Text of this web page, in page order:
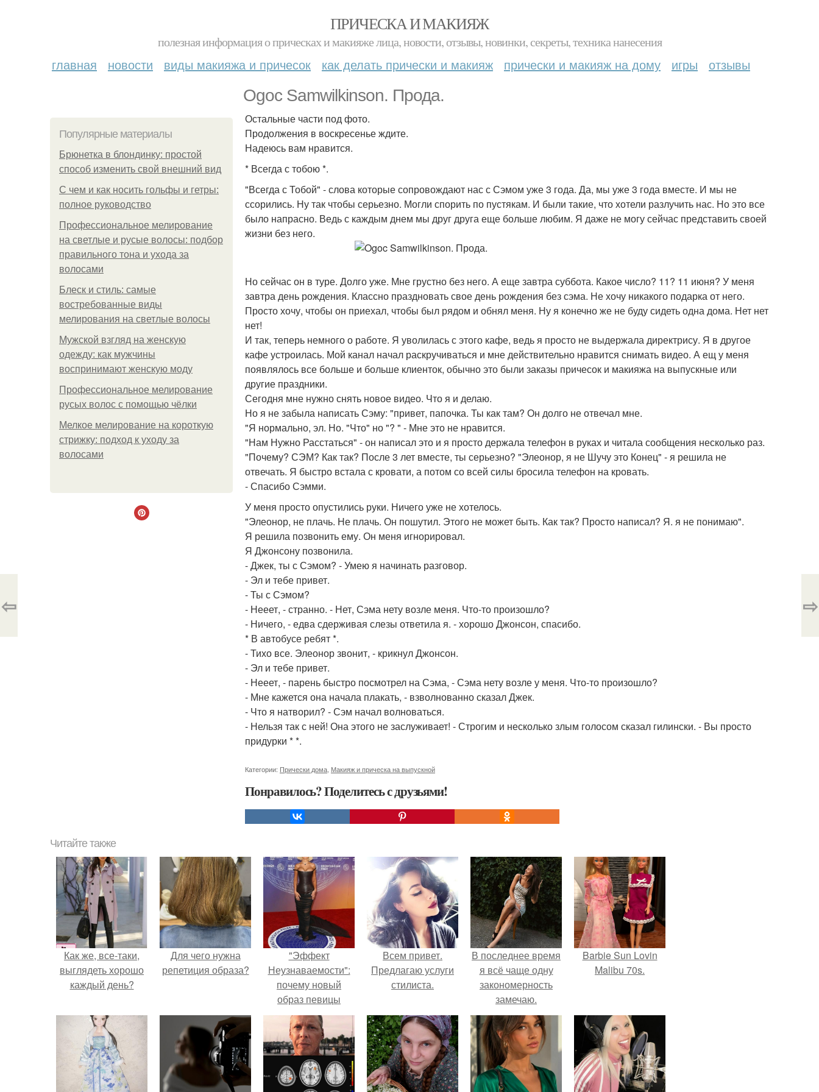
ПРИЧЕСКА И МАКИЯЖ
полезная информация о прическах и макияже лица, новости, отзывы, новинки, секреты, техника нанесения
главная новости виды макияжа и причесок как делать прически и макияж прически и макияж на дому игры отзывы
Ogoc Samwilkinson. Прода.
Популярные материалы
Брюнетка в блондинку: простой
способ изменить свой внешний вид
С чем и как носить гольфы и гетры:
полное руководство
Профессиональное мелирование
на светлые и русые волосы: подбор
правильного тона и ухода за
волосами
Блеск и стиль: самые
востребованные виды
мелирования на светлые волосы
Мужской взгляд на женскую
одежду: как мужчины
воспринимают женскую моду
Профессиональное мелирование
русых волос с помощью чёлки
Мелкое мелирование на короткую
стрижку: подход к уходу за
волосами
Остальные части под фото.
Продолжения в воскресенье ждите.
Надеюсь вам нравится.
* Всегда с тобою *.
"Всегда с Тобой" - слова которые сопровождают нас с Сэмом уже 3 года. Да, мы уже 3 года вместе. И мы не
ссорились. Ну так чтобы серьезно. Могли спорить по пустякам. И были такие, что хотели разлучить нас. Но это все
было напрасно. Ведь с каждым днем мы друг друга еще больше любим. Я даже не могу сейчас представить своей
жизни без него.
Но сейчас он в туре. Долго уже. Мне грустно без него. А еще завтра суббота. Какое число? 11? 11 июня? У меня
завтра день рождения. Классно праздновать свое день рождения без сэма. Не хочу никакого подарка от него.
Просто хочу, чтобы он приехал, чтобы был рядом и обнял меня. Ну я конечно же не буду сидеть одна дома. Нет нет
нет!
И так, теперь немного о работе. Я уволилась с этого кафе, ведь я просто не выдержала директрису. Я в другое
кафе устроилась. Мой канал начал раскручиваться и мне действительно нравится снимать видео. А ещ у меня
появлялось все больше и больше клиенток, обычно это были заказы причесок и макияжа на выпускные или
другие праздники.
Сегодня мне нужно снять новое видео. Что я и делаю.
Но я не забыла написать Сэму: "привет, папочка. Ты как там? Он долго не отвечал мне.
"Я нормально, эл. Но. "Что" но "? " - Мне это не нравится.
"Нам Нужно Расстаться" - он написал это и я просто держала телефон в руках и читала сообщения несколько раз.
"Почему? СЭМ? Как так? После 3 лет вместе, ты серьезно? "Элеонор, я не Шучу это Конец" - я решила не
отвечать. Я быстро встала с кровати, а потом со всей силы бросила телефон на кровать.
- Спасибо Сэмми.
У меня просто опустились руки. Ничего уже не хотелось.
"Элеонор, не плачь. Не плачь. Он пошутил. Этого не может быть. Как так? Просто написал? Я. я не понимаю".
Я решила позвонить ему. Он меня игнорировал.
Я Джонсону позвонила.
- Джек, ты с Сэмом? - Умею я начинать разговор.
- Эл и тебе привет.
- Ты с Сэмом?
- Нееет, - странно. - Нет, Сэма нету возле меня. Что-то произошло?
- Ничего, - едва сдерживая слезы ответила я. - хорошо Джонсон, спасибо.
* В автобусе ребят *.
- Тихо все. Элеонор звонит, - крикнул Джонсон.
- Эл и тебе привет.
- Нееет, - парень быстро посмотрел на Сэма, - Сэма нету возле у меня. Что-то произошло?
- Мне кажется она начала плакать, - взволнованно сказал Джек.
- Что я натворил? - Сэм начал волноваться.
- Нельзя так с ней! Она этого не заслуживает! - Строгим и несколько злым голосом сказал гилински. - Вы просто
придурки * *.
Категории: Прически дома Макияж и прическа на выпускной
Понравилось? Поделитесь с друзьями!
⇦ ⇨
Читайте также
Как же, все-таки,
выглядеть хорошо
каждый день?
Для чего нужна
репетиция образа?
"Эффект
Неузнаваемости":
почему новый
образ певицы
вызвал споры о
гранях
возможного?
Всем привет.
Предлагаю услуги
стилиста.
В последнее время
я всё чаще одну
закономерность
замечаю.
Barbie Sun Lovin
Malibu 70s.